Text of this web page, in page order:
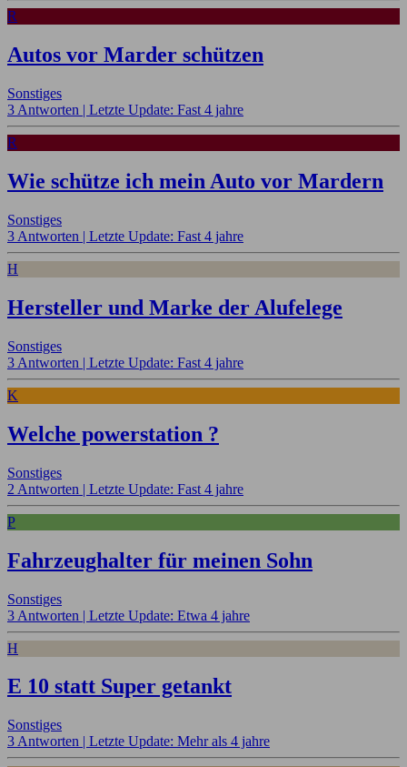
R
Autos vor Marder schützen
Sonstiges
3 Antworten | Letzte Update: Fast 4 jahre
R
Wie schütze ich mein Auto vor Mardern
Sonstiges
3 Antworten | Letzte Update: Fast 4 jahre
H
Hersteller und Marke der Alufelege
Sonstiges
3 Antworten | Letzte Update: Fast 4 jahre
K
Welche powerstation ?
Sonstiges
2 Antworten | Letzte Update: Fast 4 jahre
P
Fahrzeughalter für meinen Sohn
Sonstiges
3 Antworten | Letzte Update: Etwa 4 jahre
H
E 10 statt Super getankt
Sonstiges
3 Antworten | Letzte Update: Mehr als 4 jahre